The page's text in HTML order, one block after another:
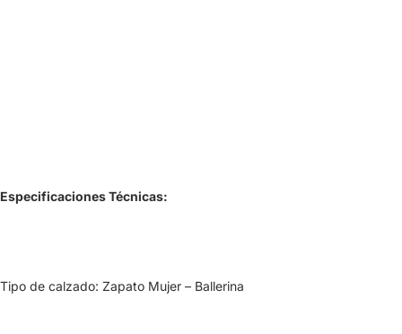
Especificaciones Técnicas:
Tipo de calzado: Zapato Mujer – Ballerina